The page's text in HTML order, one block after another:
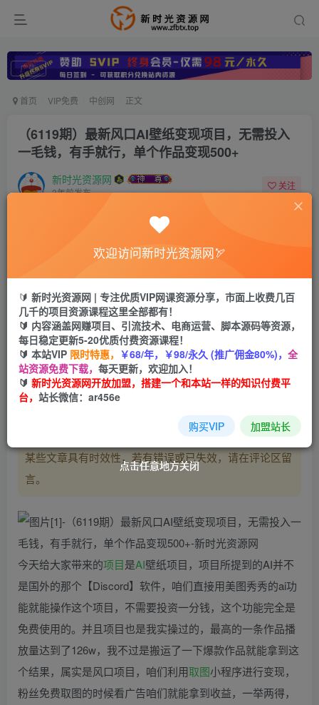
广告
首页 VIP免费 中创网 正文
（6119期）最新风口AI壁纸变现项目，无需投入
一毛钱，有手就行，单个作品变现500+
新时光资源网
3年前发布
关注
此内容为付费资源，请付费后查看
￥9.8￥99
限时会员VIP免费
立即购买
您当前未登录！建议登陆后购买，可保存购买订单
2023-07-28 00:00:00 ，
某些文章具有时效性，若有错误或已失效，请在评论区留
言。
今天给大家带来的项目是AI壁纸项目，项目所提到的AI并不
是国外的那个【Discord】软件，咱们直接用美图秀秀的ai功
能就能操作这个项目，不需要投资一分钱，这个功能完全是
免费使用的。并且项目也是我实操过的，最高的一条作品播
放量达到了126w，我不过是搬运了一下爆款作品就能拿到这
个结果，属实是风口项目，咱们利用取图小程序进行变现，
粉丝免费取图的时候看广告咱们就能拿到收益，一举两得，
点击任意地方关闭
点击任意地方关闭
点击任意地方关闭
点击任意地方关闭
欢迎访问新时光资源网🏹
🔰 新时光资源网 | 专注优质VIP网课资源分享，市面上收费几百
几千的项目资源课程这里全部都有！
🔰 内容涵盖网赚项目、引流技术、电商运营、脚本源码等资源，
每日稳定更新5-20优质付费资源课程！
🔰 本站VIP 限时特惠， ￥68/年，￥98/永久 (推广佣金80%)， 全
站资源免费下载， 每天更新，欢迎加入！
🔰 新时光资源网开放加盟，搭建一个和本站一样的知识付费平
台， 站长微信：ar456e
购买VIP 加盟站长